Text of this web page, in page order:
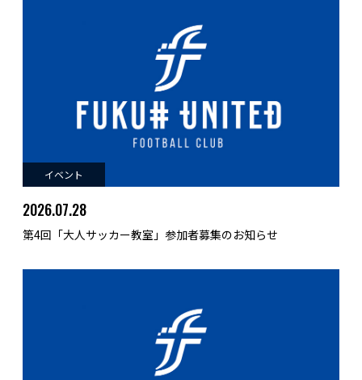
イベント
2026.07.28
第4回「大人サッカー教室」参加者募集のお知らせ